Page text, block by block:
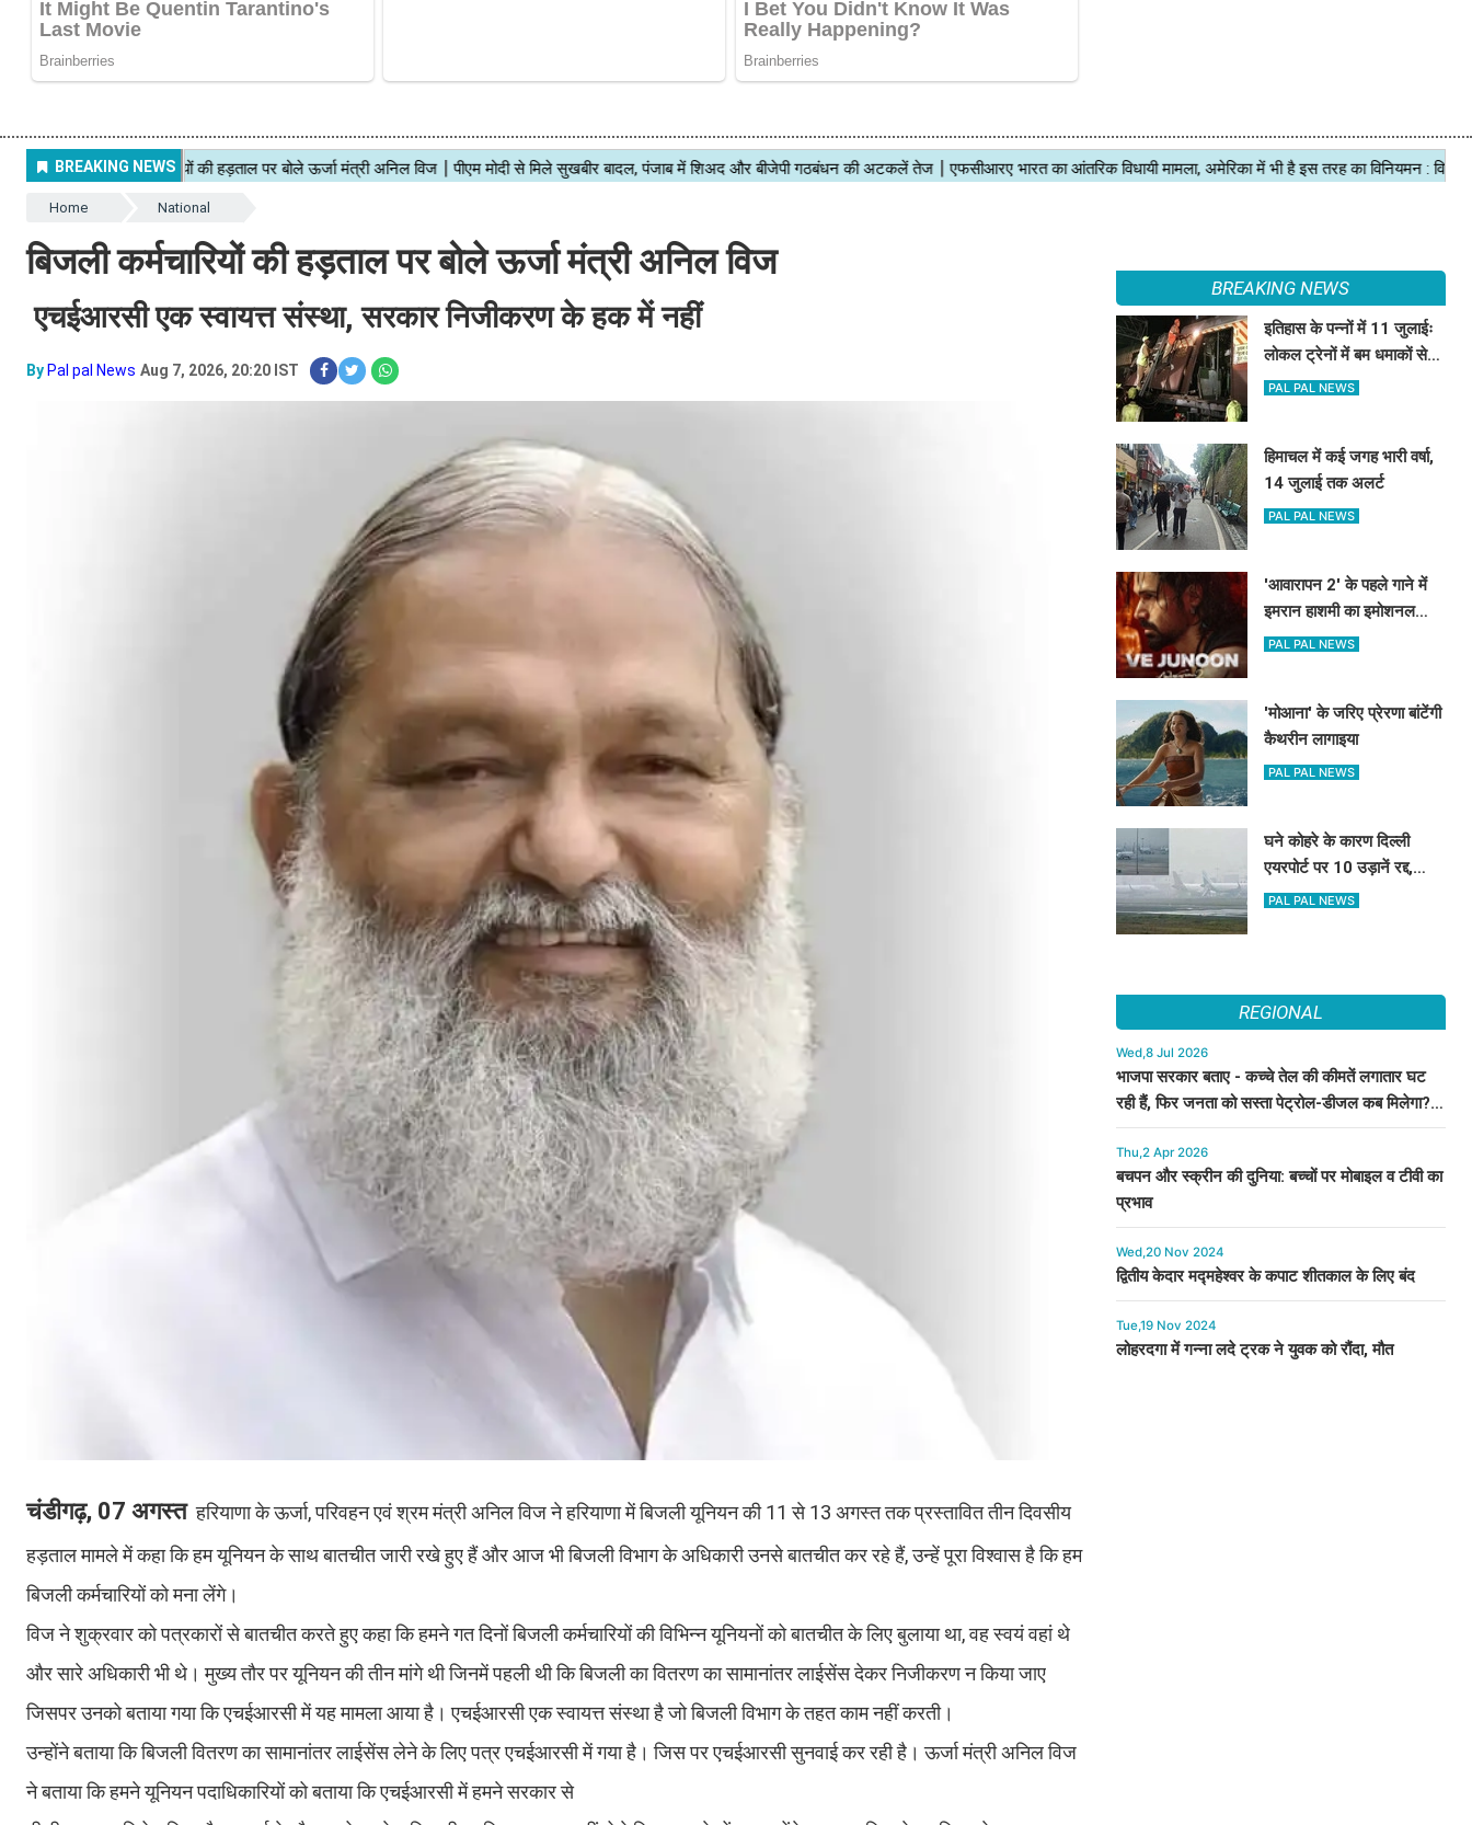
Home National
बिजली कर्मचारियों की हड़ताल पर बोले ऊर्जा मंत्री अनिल विज
एचईआरसी एक स्वायत्त संस्था, सरकार निजीकरण के हक में नहीं
By Pal pal News Aug 7, 2026, 20:20 IST
चंडीगढ़, 07 अगस्त हरियाणा के ऊर्जा, परिवहन एवं श्रम मंत्री अनिल विज ने हरियाणा में बिजली यूनियन की 11 से 13 अगस्त तक प्रस्तावित तीन दिवसीय
हड़ताल मामले में कहा कि हम यूनियन के साथ बातचीत जारी रखे हुए हैं और आज भी बिजली विभाग के अधिकारी उनसे बातचीत कर रहे हैं, उन्हें पूरा विश्वास है कि हम
बिजली कर्मचारियों को मना लेंगे।
विज ने शुक्रवार को पत्रकारों से बातचीत करते हुए कहा कि हमने गत दिनों बिजली कर्मचारियों की विभिन्न यूनियनों को बातचीत के लिए बुलाया था, वह स्वयं वहां थे
और सारे अधिकारी भी थे। मुख्य तौर पर यूनियन की तीन मांगे थी जिनमें पहली थी कि बिजली का वितरण का सामानांतर लाईसेंस देकर निजीकरण न किया जाए
जिसपर उनको बताया गया कि एचईआरसी में यह मामला आया है। एचईआरसी एक स्वायत्त संस्था है जो बिजली विभाग के तहत काम नहीं करती।
उन्होंने बताया कि बिजली वितरण का सामानांतर लाईसेंस लेने के लिए पत्र एचईआरसी में गया है। जिस पर एचईआरसी सुनवाई कर रही है। ऊर्जा मंत्री अनिल विज
ने बताया कि हमने यूनियन पदाधिकारियों को बताया कि एचईआरसी में हमने सरकार से
BREAKING NEWS
इतिहास के पन्नों में 11 जुलाईः
लोकल ट्रेनों में बम धमाकों से
दहल गई मुंबई, 189 की मौत
PAL PAL NEWS
हिमाचल में कई जगह भारी वर्षा,
14 जुलाई तक अलर्ट
PAL PAL NEWS
'आवारापन 2' के पहले गाने में
इमरान हाशमी का इमोशनल
अवतार
PAL PAL NEWS
'मोआना' के जरिए प्रेरणा बांटेंगी
कैथरीन लागाइया
PAL PAL NEWS
घने कोहरे के कारण दिल्ली
एयरपोर्ट पर 10 उड़ानें रद्द,
270 से अधिक में देरी
PAL PAL NEWS
REGIONAL
Wed,8 Jul 2026
भाजपा सरकार बताए - कच्चे तेल की कीमतें लगातार घट
रही हैं, फिर जनता को सस्ता पेट्रोल-डीजल कब मिलेगा? :
कुमारी सैलजा
Thu,2 Apr 2026
बचपन और स्क्रीन की दुनिया: बच्चों पर मोबाइल व टीवी का
प्रभाव
Wed,20 Nov 2024
द्वितीय केदार मद्महेश्वर के कपाट शीतकाल के लिए बंद
Tue,19 Nov 2024
लोहरदगा में गन्ना लदे ट्रक ने युवक को रौंदा, मौत